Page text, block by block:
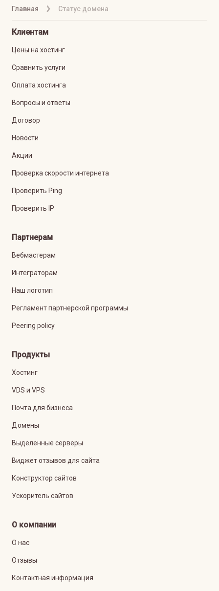
Главная Статус домена
Клиентам
Цены на хостинг
Сравнить услуги
Оплата хостинга
Вопросы и ответы
Договор
Новости
Акции
Проверка скорости интернета
Проверить Ping
Проверить IP
Партнерам
Вебмастерам
Интеграторам
Наш логотип
Регламент партнерской программы
Peering policy
Продукты
Хостинг
VDS и VPS
Почта для бизнеса
Домены
Выделенные серверы
Виджет отзывов для сайта
Конструктор сайтов
Ускоритель сайтов
О компании
О нас
Отзывы
Контактная информация